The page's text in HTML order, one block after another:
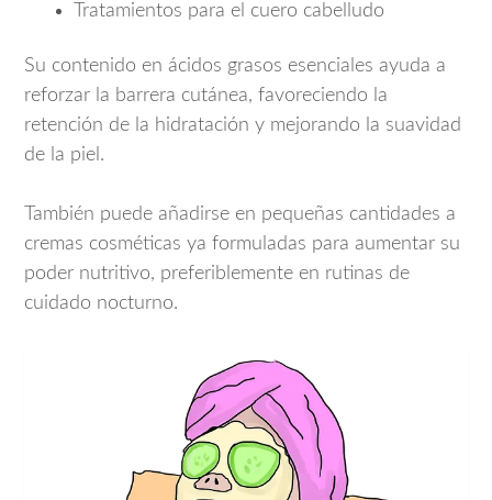
Tratamientos para el cuero cabelludo
Su contenido en ácidos grasos esenciales ayuda a
reforzar la barrera cutánea, favoreciendo la
retención de la hidratación y mejorando la suavidad
de la piel.
También puede añadirse en pequeñas cantidades a
cremas cosméticas ya formuladas para aumentar su
poder nutritivo, preferiblemente en rutinas de
cuidado nocturno.